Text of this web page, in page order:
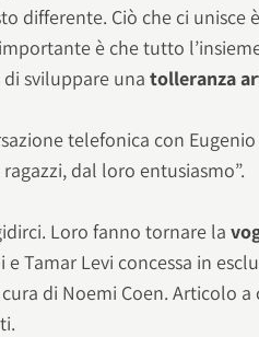
differente. Ciò che ci unisce
è che tutto
di sviluppare unatolleranza
telefonica con
dal loro entusiasmo”.
Loro fanno tornare la
Tamar Levi concessa in
di Noemi Coen. Articolo